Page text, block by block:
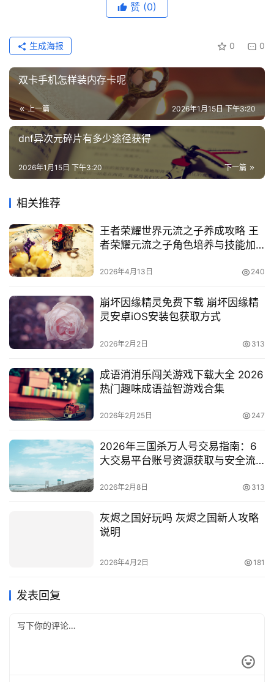
讯
更
页
面
赞 (0)
0 0
生成海报
双卡手机怎样装内存卡呢
上一篇 2026年1月15日 下午3:20
dnf异次元碎片有多少途径获得
下一篇
2026年1月15日 下午3:20
相关推荐
王者荣耀世界元流之子养成攻略 王
者荣耀元流之子角色培养与技能加
2026年4月13日 240
崩坏因缘精灵免费下载 崩坏因缘精
灵安卓iOS安装包获取方式
2026年2月2日 313
成语消消乐闯关游戏下载大全 2026
热门趣味成语益智游戏合集
2026年2月25日 247
2026年三国杀万人号交易指南：6
大交易平台账号资源获取与安全流
2026年2月8日 313
灰烬之国好玩吗 灰烬之国新人攻略
说明
2026年4月2日 181
发表回复